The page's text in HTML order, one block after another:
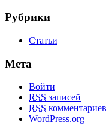
Рубрики
Статьи
Мета
Войти
RSS записей
RSS комментариев
WordPress.org